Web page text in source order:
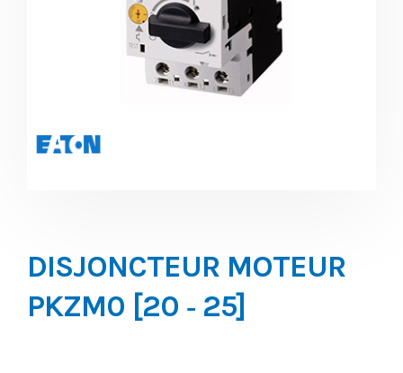
DISJONCTEUR MOTEUR
PKZM0 [20 ‐ 25]